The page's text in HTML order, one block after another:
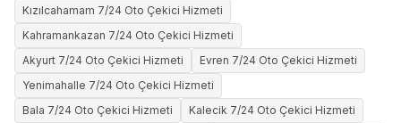
Kızılcahamam 7/24 Oto Çekici Hizmeti
Kahramankazan 7/24 Oto Çekici Hizmeti
Akyurt 7/24 Oto Çekici Hizmeti
Evren 7/24 Oto Çekici Hizmeti
Yenimahalle 7/24 Oto Çekici Hizmeti
Bala 7/24 Oto Çekici Hizmeti
Kalecik 7/24 Oto Çekici Hizmeti